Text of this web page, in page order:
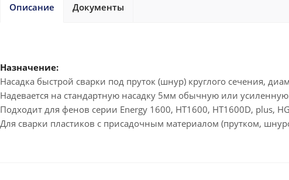
Описание Документы
Назначение:
Насадка быстрой сварки под пруток (шнур) круглого сечения,
Надевается на стандартную насадку 5мм обычную или
Подходит для фенов серии Energy 1600, HT1600, HT1600D, plus,
Для сварки пластиков с присадочным материалом (прутком,